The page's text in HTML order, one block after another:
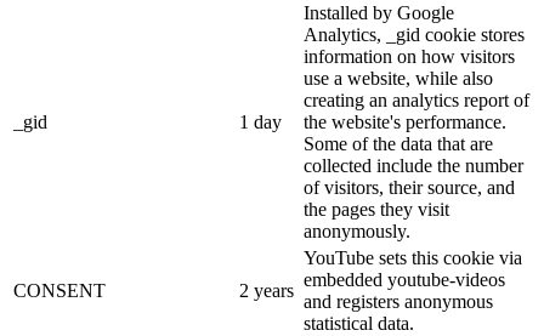
_gid 1 day
Installed by Google
Analytics, _gid cookie stores
information on how visitors
use a website, while also
creating an analytics report of
the website's performance.
Some of the data that are
collected include the number
of visitors, their source, and
the pages they visit
anonymously.
CONSENT 2 years
YouTube sets this cookie via
embedded youtube-videos
and registers anonymous
statistical data.